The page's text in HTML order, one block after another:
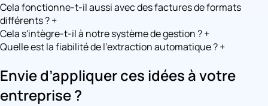
Cela fonctionne-t-il aussi avec des factures de formats
différents ?+
Cela s'intègre-t-il à notre système de gestion ?+
Quelle est la fiabilité de l'extraction automatique ?+
Envie d’appliquer ces idées à votre
entreprise ?